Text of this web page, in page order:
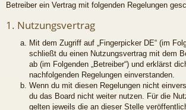
Betreiber ein Vertrag mit folgenden Regelungen
1. Nutzungsvertrag
Mit dem Zugriff auf „Fingerpicker DE“ (im
schließt du einen Nutzungsvertrag mit dem
ab (im Folgenden „Betreiber“) und erklärst
nachfolgenden Regelungen einverstanden.
Wenn du mit diesen Regelungen nicht
du das Board nicht weiter nutzen. Für die
gelten jeweils die an dieser Stelle